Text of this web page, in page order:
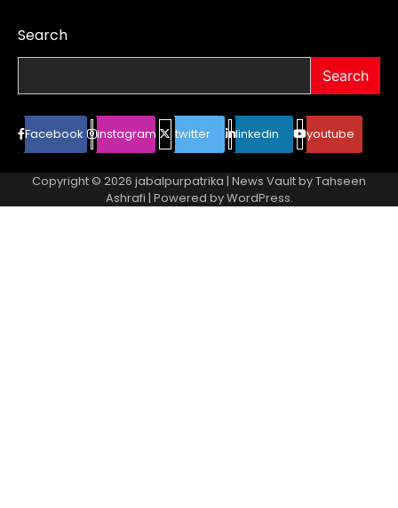
Search
Search
Facebook instagram twitter linkedin youtube
Copyright © 2026 jabalpurpatrika | News Vault byTahseen
Ashrafi | Powered byWordPress.